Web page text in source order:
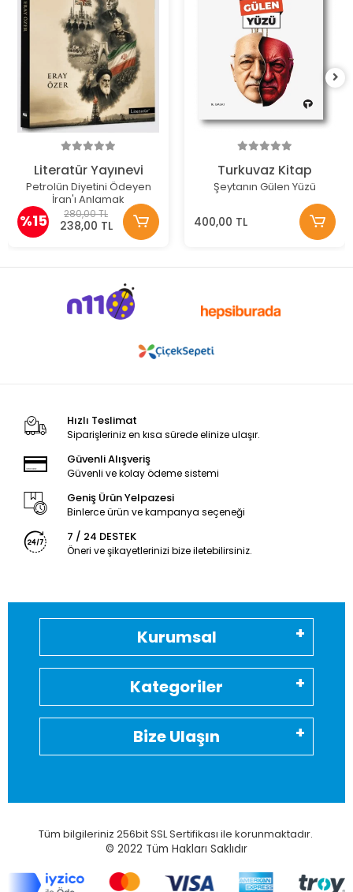
Literatür Yayınevi
Petrolün Diyetini Ödeyen
İran'ı Anlamak
%15 280,00 TL
238,00 TL
Turkuvaz Kitap
Şeytanın Gülen Yüzü
400,00 TL
Hızlı Teslimat
Siparişleriniz en kısa sürede elinize ulaşır.
Güvenli Alışveriş
Güvenli ve kolay ödeme sistemi
Geniş Ürün Yelpazesi
Binlerce ürün ve kampanya seçeneği
7 / 24 DESTEK
Öneri ve şikayetlerinizi bize iletebilirsiniz.
Kurumsal
Kategoriler
Bize Ulaşın
Tüm bilgileriniz 256bit SSL Sertifikası ile korunmaktadır.
© 2022 Tüm Hakları Saklıdır